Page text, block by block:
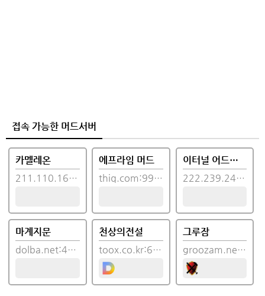
접속 가능한 머드서버
카멜레온
211.110.165.199:7032
에프라임 머드
thiq.com:9999
이터널 어드벤처
222.239.249.25:6789
마계지문
dolba.net:4000
천상의전설
toox.co.kr:6255
그루잠
groozam.net:4000